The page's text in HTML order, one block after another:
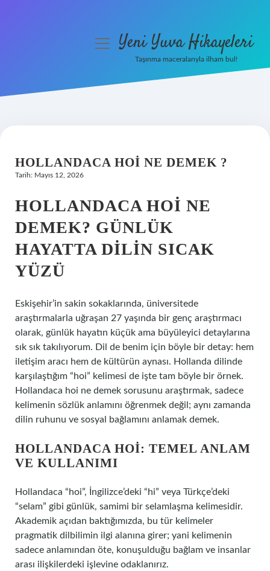
Hakkımızda
menüyüYeni Yuva Hikayeleri
Taşınma maceralarıyla ilham bul!
HOLLANDACA HOI NE DEMEK ?
Tarih: Mayıs 12, 2026
HOLLANDACA HOI NE
DEMEK? GÜNLÜK
HAYATTA DILIN SICAK
YÜZÜ
Eskişehir’in sakin sokaklarında, üniversitede
araştırmalarla uğraşan 27 yaşında bir genç araştırmacı
olarak, günlük hayatın küçük ama büyüleyici detaylarına
sık sık takılıyorum. Dil de benim için böyle bir detay: hem
iletişim aracı hem de kültürün aynası. Hollanda dilinde
karşılaştığım “hoi” kelimesi de işte tam böyle bir örnek.
Hollandaca hoi ne demek sorusunu araştırmak, sadece
kelimenin sözlük anlamını öğrenmek değil; aynı zamanda
dilin ruhunu ve sosyal bağlamını anlamak demek.
HOLLANDACA HOI: TEMEL ANLAM
VE KULLANIMI
Hollandaca “hoi”, İngilizce’deki “hi” veya Türkçe’deki
“selam” gibi günlük, samimi bir selamlaşma kelimesidir.
Akademik açıdan baktığımızda, bu tür kelimeler
pragmatik dilbilimin ilgi alanına girer; yani kelimenin
sadece anlamından öte, konuşulduğu bağlam ve insanlar
arası ilişkilerdeki işlevine odaklanırız.